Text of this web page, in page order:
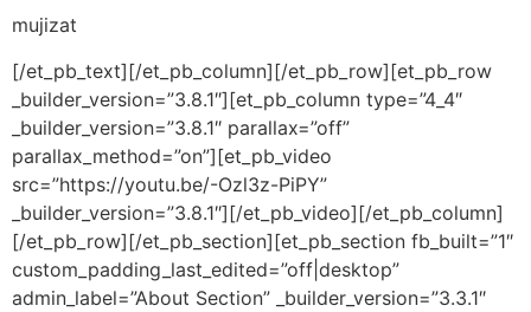
mujizat
[/et_pb_text][/et_pb_column][/et_pb_row][et_pb_row
_builder_version=”3.8.1″][et_pb_column type=”4_4″
_builder_version=”3.8.1″ parallax=”off”
parallax_method=”on”][et_pb_video
src=”https://youtu.be/-Ozl3z-PiPY”
_builder_version=”3.8.1″][/et_pb_video][/et_pb_column]
[/et_pb_row][/et_pb_section][et_pb_section fb_built=”1″
custom_padding_last_edited=”off|desktop”
admin_label=”About Section” _builder_version=”3.3.1″